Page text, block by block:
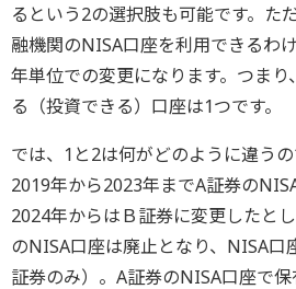
るという2の選択肢も可能です。た
融機関のNISA口座を利用できるわ
年単位での変更になります。つま
る（投資できる）口座は1つです。
では、1と2は何がどのように違うの
2019年から2023年までA証券の
2024年からはＢ証券に変更したと
のNISA口座は廃止となり、NISA口
証券のみ）。A証券のNISA口座で